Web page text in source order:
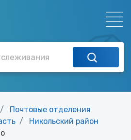
Почтовые отделения
Никольский район